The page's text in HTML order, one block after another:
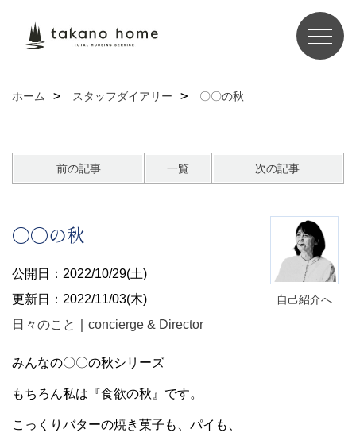
ホーム スタッフダイアリー 〇〇の秋
前の記事 一覧 次の記事
自己紹介へ
〇〇の秋
公開日：2022/10/29(土)
更新日：2022/11/03(木)
日々のこと
concierge & Director
みんなの〇〇の秋シリーズ
もちろん私は『食欲の秋』です。
こっくりバターの焼き菓子も、パイも、